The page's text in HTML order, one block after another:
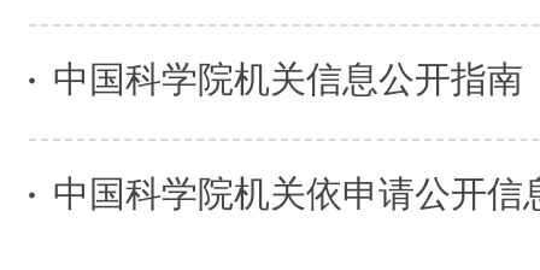
中国科学院机关信息公开指南
中国科学院机关依申请公开信